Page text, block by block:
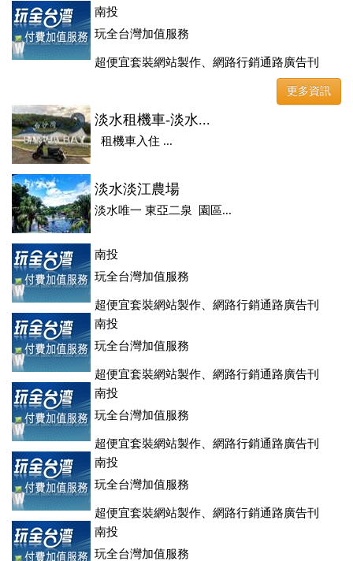
登、訂房系統、客房委託旅行社銷售，全面優惠中....
南投
玩全台灣加值服務
超便宜套裝網站製作、網路行銷通路廣告刊
登、訂房系統、客房委託旅行社銷售，全面優惠中....
更多資訊
淡水租機車-淡水...
租機車入住 ...
淡水淡江農場
淡水唯一 東亞二泉 園區...
南投
玩全台灣加值服務
超便宜套裝網站製作、網路行銷通路廣告刊
登、訂房系統、客房委託旅行社銷售，全面優惠中....
南投
玩全台灣加值服務
超便宜套裝網站製作、網路行銷通路廣告刊
登、訂房系統、客房委託旅行社銷售，全面優惠中....
南投
玩全台灣加值服務
超便宜套裝網站製作、網路行銷通路廣告刊
登、訂房系統、客房委託旅行社銷售，全面優惠中....
南投
玩全台灣加值服務
超便宜套裝網站製作、網路行銷通路廣告刊
登、訂房系統、客房委託旅行社銷售，全面優惠中....
南投
玩全台灣加值服務